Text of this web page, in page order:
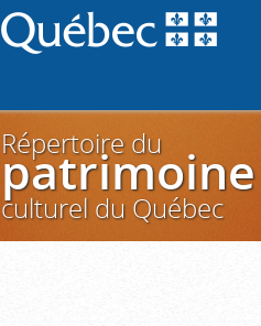
Répertoire du
patrimoine
culturel du Québec